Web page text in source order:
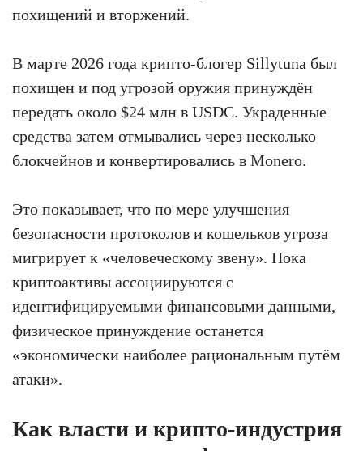
похищений и вторжений.
В марте 2026 года крипто-блогер Sillytuna был
похищен и под угрозой оружия принуждён
передать около $24 млн в USDC. Украденные
средства затем отмывались через несколько
блокчейнов и конвертировались в Monero.
Это показывает, что по мере улучшения
безопасности протоколов и кошельков угроза
мигрирует к «человеческому звену». Пока
криптоактивы ассоциируются с
идентифицируемыми финансовыми данными,
физическое принуждение останется
«экономически наиболее рациональным путём
атаки».
Как власти и крипто-индустрия